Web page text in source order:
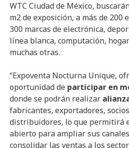
WTC Ciudad de México,
m2 de exposición, a más de 200
300 marcas de electrónica,
línea blanca, computación,
muchas otras.
“Expoventa Nocturna Unique,
oportunidad de participar en
donde se podrán realizar
fabricantes, exportadores,
distribuidores, lo que permitirá
abierto para ampliar sus
consolidar las ventas a los